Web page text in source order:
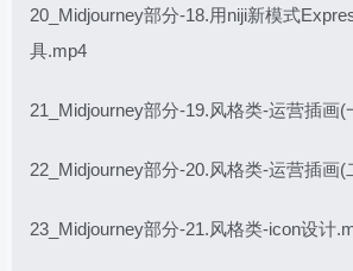
20_Midjourney部分-18.用niji新模式
具.mp4
21_Midjourney部分-19.风格类-运营插画(
22_Midjourney部分-20.风格类-运营插画(
23_Midjourney部分-21.风格类-icon设计